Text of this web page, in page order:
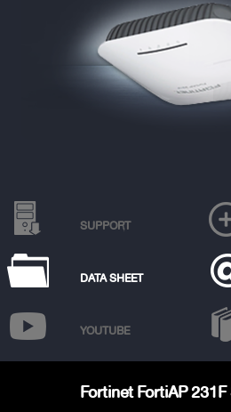
SUPPORT
DATA SHEET
YOUTUBE
Fortinet FortiAP